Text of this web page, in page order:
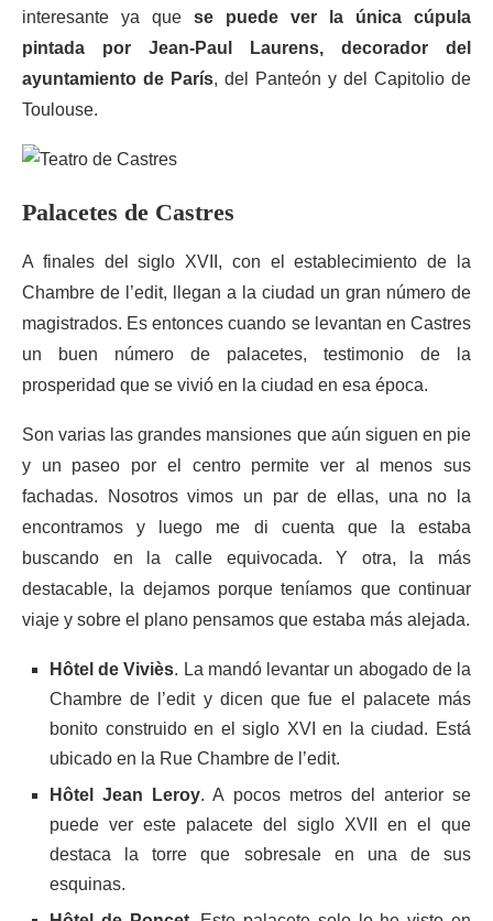
interesante ya que se puede ver la única cúpula
pintada por Jean-Paul Laurens, decorador del
ayuntamiento de París, del Panteón y del Capitolio de
Toulouse.
Palacetes de Castres
A finales del siglo XVII, con el establecimiento de la
Chambre de l’edit, llegan a la ciudad un gran número de
magistrados. Es entonces cuando se levantan en Castres
un buen número de palacetes, testimonio de la
prosperidad que se vivió en la ciudad en esa época.
Son varias las grandes mansiones que aún siguen en pie
y un paseo por el centro permite ver al menos sus
fachadas. Nosotros vimos un par de ellas, una no la
encontramos y luego me di cuenta que la estaba
buscando en la calle equivocada. Y otra, la más
destacable, la dejamos porque teníamos que continuar
viaje y sobre el plano pensamos que estaba más alejada.
Hôtel de Viviès. La mandó levantar un abogado de la
Chambre de l’edit y dicen que fue el palacete más
bonito construido en el siglo XVI en la ciudad. Está
ubicado en la Rue Chambre de l’edit.
Hôtel Jean Leroy. A pocos metros del anterior se
puede ver este palacete del siglo XVII en el que
destaca la torre que sobresale en una de sus
esquinas.